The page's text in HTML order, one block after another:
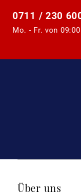
0711 / 230
Mo. - Fr. von
Über uns